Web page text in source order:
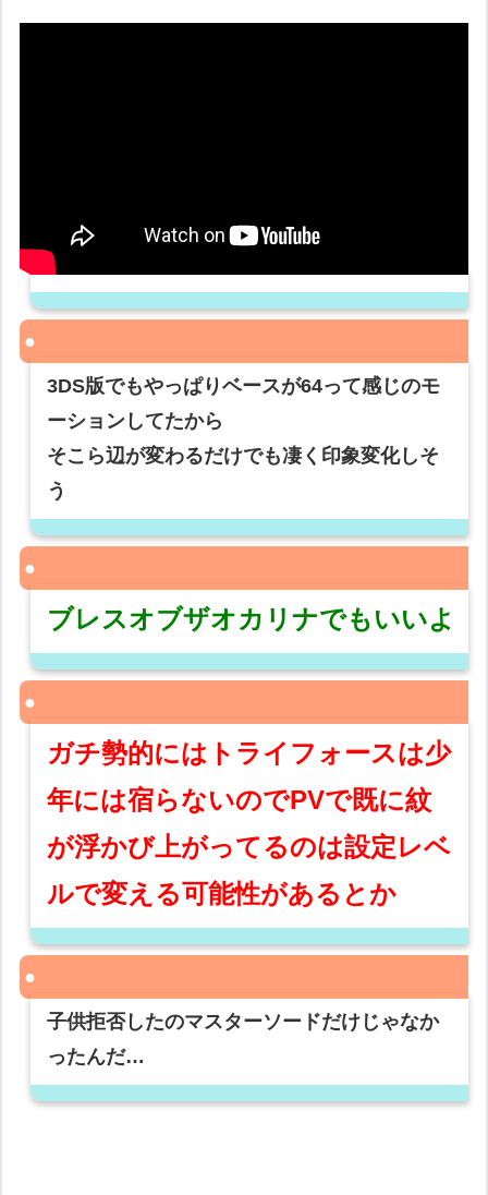
3DS版でもやっぱりベースが64って感じのモ
ーションしてたから
そこら辺が変わるだけでも凄く印象変化しそ
う
ブレスオブザオカリナでもいいよ
ガチ勢的にはトライフォースは少
年には宿らないのでPVで既に紋
が浮かび上がってるのは設定レベ
ルで変える可能性があるとか
子供拒否したのマスターソードだけじゃなか
ったんだ…